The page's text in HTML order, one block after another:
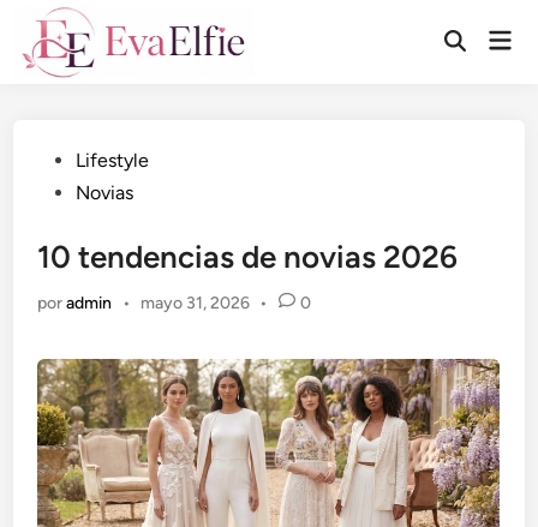
Saltar
contenido
Abrir
Publicado
en
Lifestyle
Novias
10 tendencias de novias 2026
poradmin • mayo 31, 2026 • 0